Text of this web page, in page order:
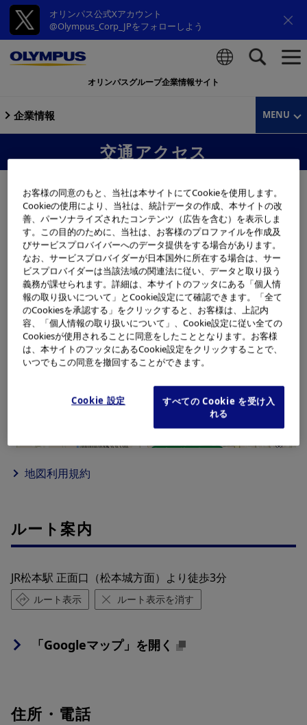
オリンパス公式Xアカウント
@Olympus_Corp_JPをフォローしよう
オリンパスグループ企業情報サイト
企業情報 MENU
交通アクセス
オリンパスマーケティング株式会社 松
本支店
©2026 ZENRIN DataCom
地図利用規約
ルート案内
JR松本駅 正面口（松本城方面）より徒歩3分
ルート表示 ルート表示を消す
「Googleマップ」を開く
住所・電話
お客様の同意のもと、当社は本サイトにてCookieを使用します。
Cookieの使用により、当社は、統計データの作成、本サイトの改
善、パーソナライズされたコンテンツ（広告を含む）を表示しま
す。この目的のために、当社は、お客様のプロファイルを作成及
びサービスプロバイバーへのデータ提供をする場合があります。
なお、サービスプロバイダーが日本国外に所在する場合は、サー
ビスプロバイダーは当該法域の関連法に従い、データと取り扱う
義務が課せられます。詳細は、本サイトのフッタにある「個人情
報の取り扱いについて」とCookie設定にて確認できます。「全て
のCookiesを承認する」をクリックすると、お客様は、上記内
容、「個人情報の取り扱いについて」、Cookie設定に従い全ての
Cookiesが使用されることに同意をしたこととなります。お客様
は、本サイトのフッタにあるCookie設定をクリックすることで、
いつでもこの同意を撤回することができます。
Cookie 設定
すべての Cookie を受け入
れる